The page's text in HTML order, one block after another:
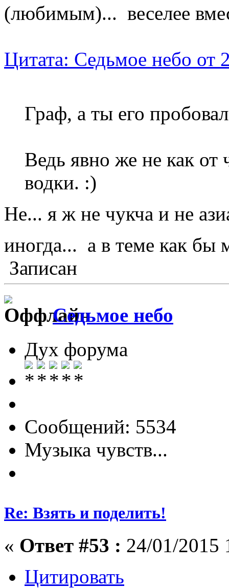
(любимым)... веселее
Цитата: Седьмое небо от
Граф, а ты его
Ведь явно же не как от
водки. :)
Не... я ж не чукча и не
иногда... а в теме как
Записан
Седьмое небо
Дух форума
Сообщений: 5534
Музыка чувств...
Re: Взять и поделить!
« Ответ #53 : 24/01/2015
Цитировать